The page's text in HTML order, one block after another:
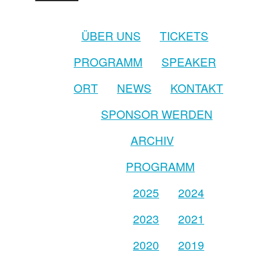
ÜBER UNS
TICKETS
PROGRAMM
SPEAKER
ORT
NEWS
KONTAKT
SPONSOR WERDEN
ARCHIV
PROGRAMM
2025
2024
2023
2021
2020
2019